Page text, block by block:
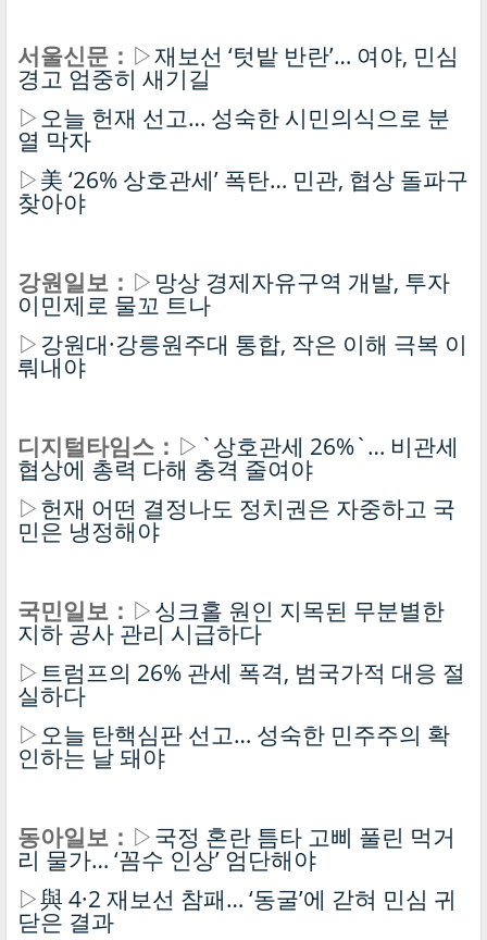
서울신문： ▷재보선 ‘텃밭 반란’… 여야, 민심
경고 엄중히 새기길
▷오늘 헌재 선고… 성숙한 시민의식으로 분
열 막자
▷美 ‘26% 상호관세’ 폭탄… 민관, 협상 돌파구
찾아야
강원일보： ▷ 망상 경제자유구역 개발, 투자
이민제로 물꼬 트나
▷강원대·강릉원주대 통합, 작은 이해 극복 이
뤄내야
디지털타임스： ▷ `상호관세 26%`… 비관세
협상에 총력 다해 충격 줄여야
▷헌재 어떤 결정나도 정치권은 자중하고 국
민은 냉정해야
국민일보： ▷싱크홀 원인 지목된 무분별한
지하 공사 관리 시급하다
▷트럼프의 26% 관세 폭격, 범국가적 대응 절
실하다
▷오늘 탄핵심판 선고… 성숙한 민주주의 확
인하는 날 돼야
동아일보： ▷국정 혼란 틈타 고삐 풀린 먹거
리 물가… ‘꼼수 인상’ 엄단해야
▷與 4·2 재보선 참패… ‘동굴’에 갇혀 민심 귀
닫은 결과